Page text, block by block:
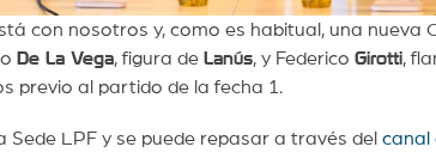
con nosotros y, como es habitual, una nueva
De La Vega, figura de Lanús, y Federico Girotti,
previo al partido de la fecha 1.
Sede LPF y se puede repasar a través del canal